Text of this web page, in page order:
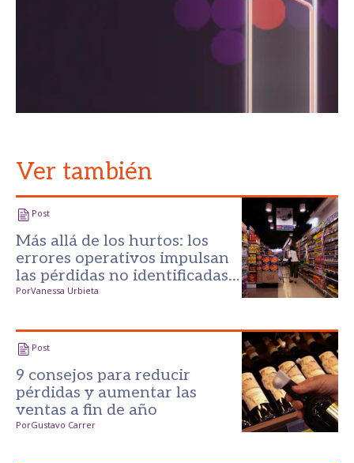
Ver también
Post
Más allá de los hurtos: los
errores operativos impulsan
las pérdidas no identificadas
en el comercio minorista
PorVanessa Urbieta
Post
9 consejos para reducir
pérdidas y aumentar las
ventas a fin de año
PorGustavo Carrer